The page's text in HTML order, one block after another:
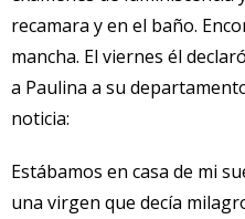
recamara y en el baño.
mancha. El viernes él
a Paulina a su
noticia:
Estábamos en casa de mi
una virgen que decía